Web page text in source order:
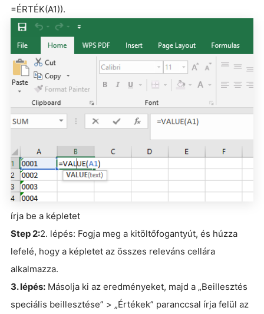
=ÉRTÉK(A1)).
írja be a képletet
Step 2:2. lépés: Fogja meg a kitöltőfogantyút, és húzza
lefelé, hogy a képletet az összes releváns cellára
alkalmazza.
3. lépés: Másolja ki az eredményeket, majd a „Beillesztés
speciális beillesztése” > „Értékek” paranccsal írja felül az